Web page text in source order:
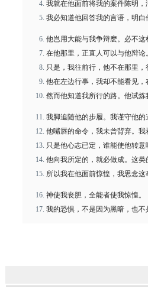
我就在他面前将我的案件陈明，
我必知道他回答我的言语，明白
他岂用大能与我争辩麽。必不这
在他那里，正直人可以与他辩论
只是，我往前行，他不在那里，
他在左边行事，我却不能看见，
然而他知道我所行的路。他试炼
我脚追随他的步履。我谨守他的
他嘴唇的命令，我未曾背弃。
只是他心志已定，谁能使他转意
他向我所定的，就必做成。这类
所以我在他面前惊惶，我思念这
神使我丧胆，全能者使我惊惶。
我的恐惧，不是因为黑暗，也不